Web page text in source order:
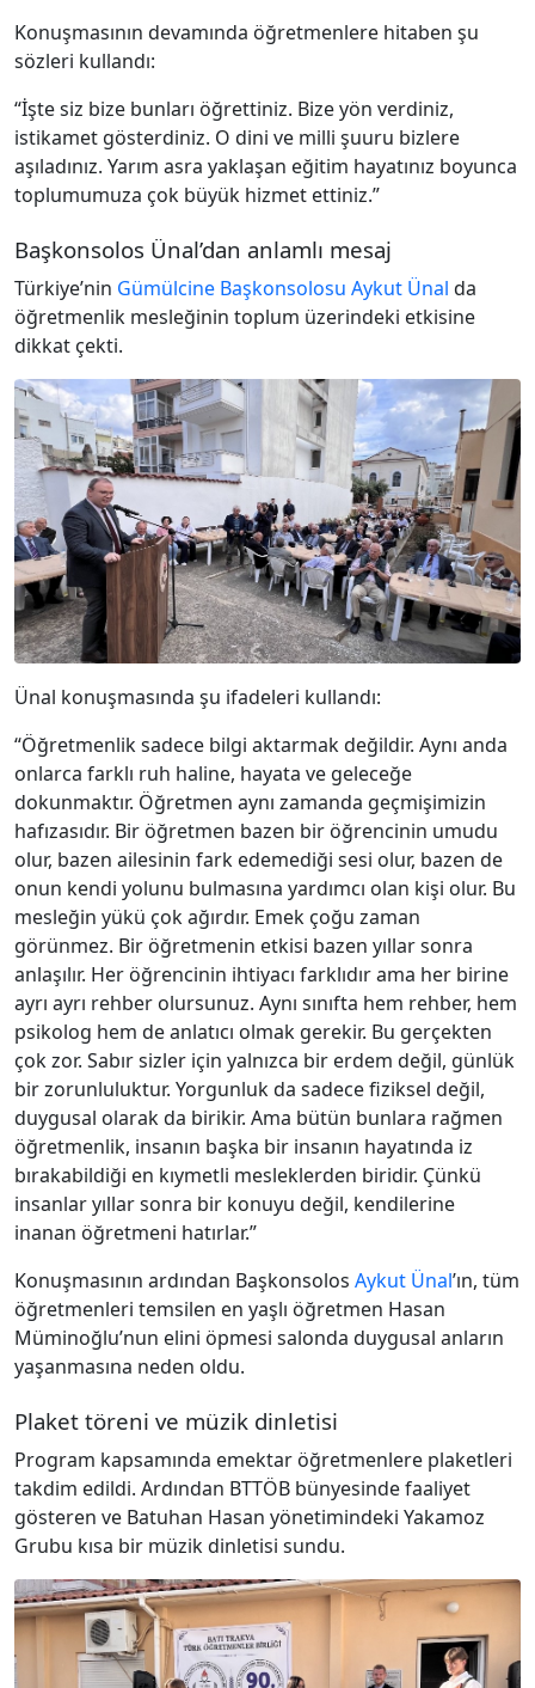
Konuşmasının devamında öğretmenlere hitaben şu
sözleri kullandı:
“İşte siz bize bunları öğrettiniz. Bize yön verdiniz,
istikamet gösterdiniz. O dini ve milli şuuru bizlere
aşıladınız. Yarım asra yaklaşan eğitim hayatınız boyunca
toplumumuza çok büyük hizmet ettiniz.”
Başkonsolos Ünal’dan anlamlı mesaj
Türkiye’nin Gümülcine Başkonsolosu Aykut Ünal da
öğretmenlik mesleğinin toplum üzerindeki etkisine
dikkat çekti.
Ünal konuşmasında şu ifadeleri kullandı:
“Öğretmenlik sadece bilgi aktarmak değildir. Aynı anda
onlarca farklı ruh haline, hayata ve geleceğe
dokunmaktır. Öğretmen aynı zamanda geçmişimizin
hafızasıdır. Bir öğretmen bazen bir öğrencinin umudu
olur, bazen ailesinin fark edemediği sesi olur, bazen de
onun kendi yolunu bulmasına yardımcı olan kişi olur. Bu
mesleğin yükü çok ağırdır. Emek çoğu zaman
görünmez. Bir öğretmenin etkisi bazen yıllar sonra
anlaşılır. Her öğrencinin ihtiyacı farklıdır ama her birine
ayrı ayrı rehber olursunuz. Aynı sınıfta hem rehber, hem
psikolog hem de anlatıcı olmak gerekir. Bu gerçekten
çok zor. Sabır sizler için yalnızca bir erdem değil, günlük
bir zorunluluktur. Yorgunluk da sadece fiziksel değil,
duygusal olarak da birikir. Ama bütün bunlara rağmen
öğretmenlik, insanın başka bir insanın hayatında iz
bırakabildiği en kıymetli mesleklerden biridir. Çünkü
insanlar yıllar sonra bir konuyu değil, kendilerine
inanan öğretmeni hatırlar.”
Konuşmasının ardından Başkonsolos Aykut Ünal’ın, tüm
öğretmenleri temsilen en yaşlı öğretmen Hasan
Müminoğlu’nun elini öpmesi salonda duygusal anların
yaşanmasına neden oldu.
Plaket töreni ve müzik dinletisi
Program kapsamında emektar öğretmenlere plaketleri
takdim edildi. Ardından BTTÖB bünyesinde faaliyet
gösteren ve Batuhan Hasan yönetimindeki Yakamoz
Grubu kısa bir müzik dinletisi sundu.